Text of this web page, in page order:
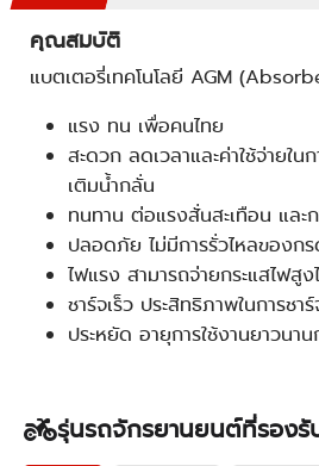
คุณสมบัติ
แบตเตอรี่เทคโนโลยี AGM
แรง ทน เพื่อคนไทย
สะดวก ลดเวลาและค่าใช้จ่ายใ
เติมน้ำกลั่น
ทนทาน ต่อแรงสั่นสะเทือน และ
ปลอดภัย ไม่มีการรั่วไหลของก
ไฟแรง สามารถจ่ายกระแสไฟสูง
ชาร์จเร็ว ประสิทธิภาพในการชาร์
ประหยัด อายุการใช้งานยาวนา
รุ่นรถจักรยานยนต์ที่รองรั